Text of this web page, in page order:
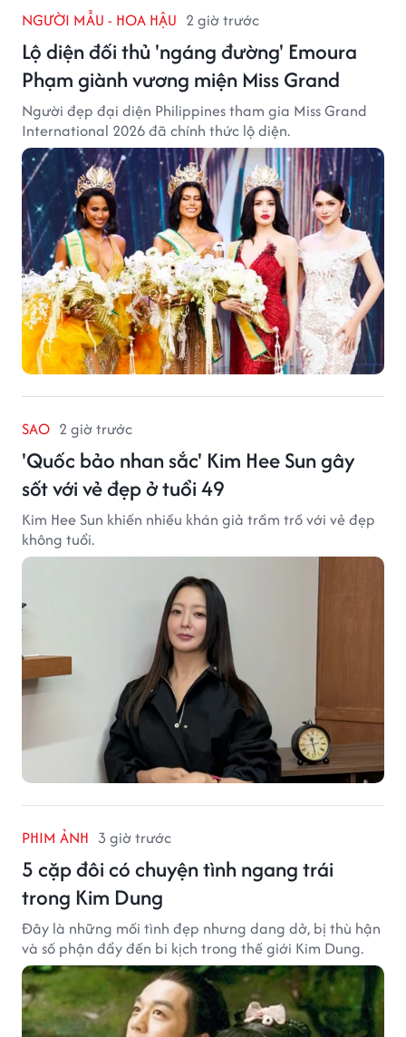
NGƯỜI MẪU - HOA HẬU 2 giờ trước
Lộ diện đối thủ 'ngáng đường' Emoura
Phạm giành vương miện Miss Grand
Người đẹp đại diện Philippines tham gia Miss Grand
International 2026 đã chính thức lộ diện.
SAO 2 giờ trước
'Quốc bảo nhan sắc' Kim Hee Sun gây
sốt với vẻ đẹp ở tuổi 49
Kim Hee Sun khiến nhiều khán giả trầm trồ với vẻ đẹp
không tuổi.
PHIM ẢNH 3 giờ trước
5 cặp đôi có chuyện tình ngang trái
trong Kim Dung
Đây là những mối tình đẹp nhưng dang dở, bị thù hận
và số phận đẩy đến bi kịch trong thế giới Kim Dung.